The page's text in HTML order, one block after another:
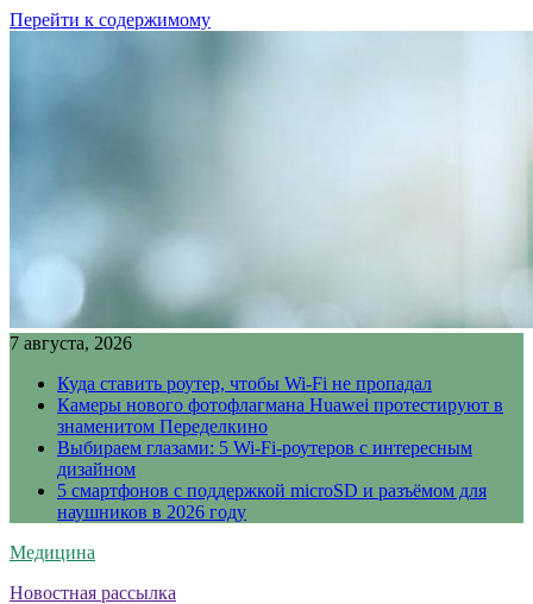
Перейти к содержимому
7 августа, 2026
Куда ставить роутер, чтобы Wi-Fi не пропадал
Камеры нового фотофлагмана Huawei протестируют в
знаменитом Переделкино
Выбираем глазами: 5 Wi-Fi-роутеров с интересным
дизайном
5 смартфонов с поддержкой microSD и разъёмом для
наушников в 2026 году
Медицина
Новостная рассылка